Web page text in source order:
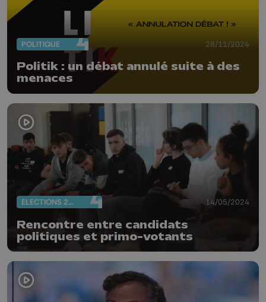
POLITIQUE 28/11/2024
Politik : un débat annulé suite à des
menaces
ÉLECTIONS 2024 14/05/2024
Rencontre entre candidats
politiques et primo-votants